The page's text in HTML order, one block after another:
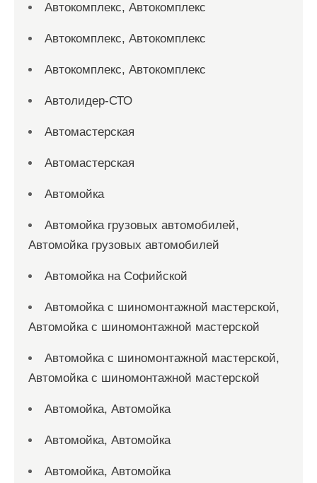
Автокомплекс, Автокомплекс
Автокомплекс, Автокомплекс
Автокомплекс, Автокомплекс
Автолидер-СТО
Автомастерская
Автомастерская
Автомойка
Автомойка грузовых автомобилей,
Автомойка грузовых автомобилей
Автомойка на Софийской
Автомойка с шиномонтажной мастерской,
Автомойка с шиномонтажной мастерской
Автомойка с шиномонтажной мастерской,
Автомойка с шиномонтажной мастерской
Автомойка, Автомойка
Автомойка, Автомойка
Автомойка, Автомойка